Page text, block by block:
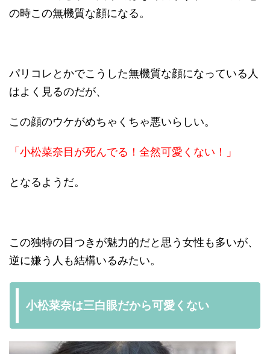
の時この無機質な顔になる。
パリコレとかでこうした無機質な顔になっている人
はよく見るのだが、
この顔のウケがめちゃくちゃ悪いらしい。
「小松菜奈目が死んでる！全然可愛くない！」
となるようだ。
この独特の目つきが魅力的だと思う女性も多いが、
逆に嫌う人も結構いるみたい。
小松菜奈は三白眼だから可愛くない